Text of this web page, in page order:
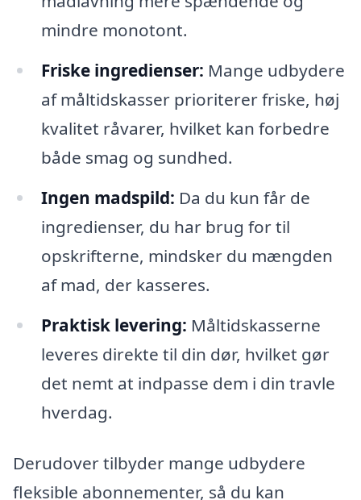
mindre monotont.
Friske ingredienser: Mange udbydere
af måltidskasser prioriterer friske, høj
kvalitet råvarer, hvilket kan forbedre
både smag og sundhed.
Ingen madspild: Da du kun får de
ingredienser, du har brug for til
opskrifterne, mindsker du mængden
af mad, der kasseres.
Praktisk levering: Måltidskasserne
leveres direkte til din dør, hvilket gør
det nemt at indpasse dem i din travle
hverdag.
Derudover tilbyder mange udbydere
fleksible abonnementer, så du kan